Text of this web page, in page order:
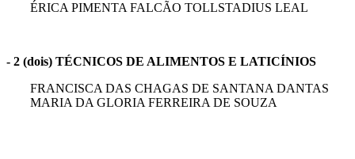
ÉRICA PIMENTA FALCÃO TOLLSTADIUS LEAL
- 2 (dois) TÉCNICOS DE ALIMENTOS E LATICÍNIOS
FRANCISCA DAS CHAGAS DE SANTANA DANTAS
MARIA DA GLORIA FERREIRA DE SOUZA